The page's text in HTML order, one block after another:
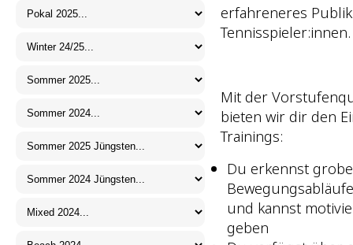
erfahreneres
Tennisspieler:innen.
Mit der
bieten wir dir den
Trainings:
Du erkennst
und kannst
geben